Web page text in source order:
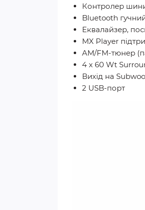
Контролер
Bluetooth
Еквалайзер,
MX Player
AM/FM-тюнер
4 х 60 Wt
Вихід на
2 USB-порт